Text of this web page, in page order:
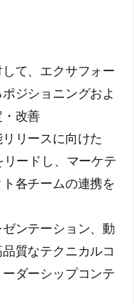
て、エクサフォー
ジショニングおよ
改善
リースに向けた
ードし、マーケテ
各チームの連携を
ンテーション、動
質なテクニカルコ
ダーシップコンテ